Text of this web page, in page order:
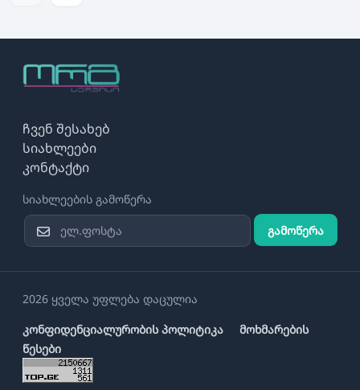
ჩვენ შესახებ
სიახლეები
კონტაქტი
სიახლეების გამოწერა
გამოწერა
2026 ყველა უფლება დაცულია
კონფიდენციალურობის პოლიტიკა
მოხმარების
წესები